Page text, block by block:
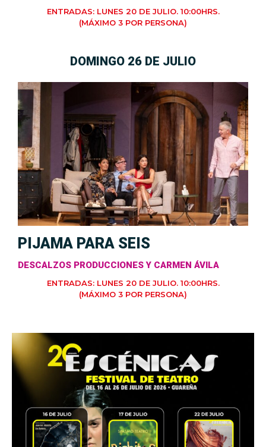
ENTRADAS: LUNES 20 DE JULIO. 10:00HRS.
(MÁXIMO 3 POR PERSONA)
DOMINGO 26 DE JULIO
PIJAMA PARA SEIS
DESCALZOS PRODUCCIONES Y CARMEN ÁVILA
ENTRADAS: LUNES 20 DE JULIO. 10:00HRS.
(MÁXIMO 3 POR PERSONA)